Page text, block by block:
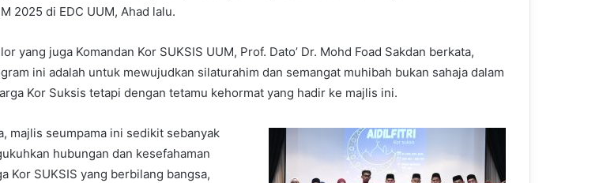
2025 di EDC UUM, Ahad lalu.
yang juga Komandan Kor SUKSIS UUM, Prof. Dato’ Dr. Mohd Foad Sakdan berkata,
ini adalah untuk mewujudkan silaturahim dan semangat muhibah bukan sahaja dalam
Kor Suksis tetapi dengan tetamu kehormat yang hadir ke majlis ini.
majlis seumpama ini sedikit sebanyak
hubungan dan kesefahaman
Kor SUKSIS yang berbilang bangsa,